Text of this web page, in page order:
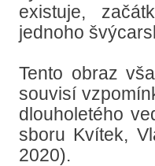
existuje,
jednoho
Tento obraz
souvisí
dlouholetého
sboru Kvítek,
2020).